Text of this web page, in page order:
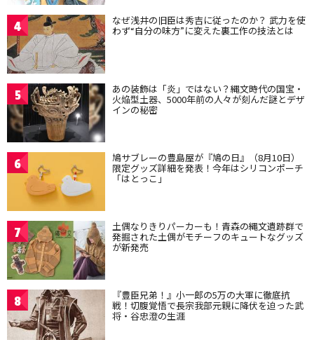
4 なぜ浅井の旧臣は秀吉に従ったのか？ 武力を使
わず“自分の味方”に変えた裏工作の技法とは
5 あの装飾は「炎」ではない？縄文時代の国宝・
火焔型土器、5000年前の人々が刻んだ謎とデザ
インの秘密
6 鳩サブレーの豊島屋が『鳩の日』（8月10日）
限定グッズ詳細を発表！今年はシリコンポーチ
「はとっこ」
7 土偶なりきりパーカーも！青森の縄文遺跡群で
発掘された土偶がモチーフのキュートなグッズ
が新発売
8 『豊臣兄弟！』小一郎の5万の大軍に徹底抗
戦！切腹覚悟で長宗我部元親に降伏を迫った武
将・谷忠澄の生涯